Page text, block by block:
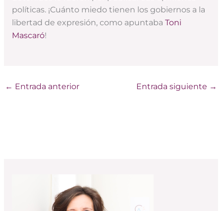
políticas. ¡Cuánto miedo tienen los gobiernos a la
libertad de expresión, como apuntaba Toni
Mascaró!
← Entrada anterior Entrada siguiente →